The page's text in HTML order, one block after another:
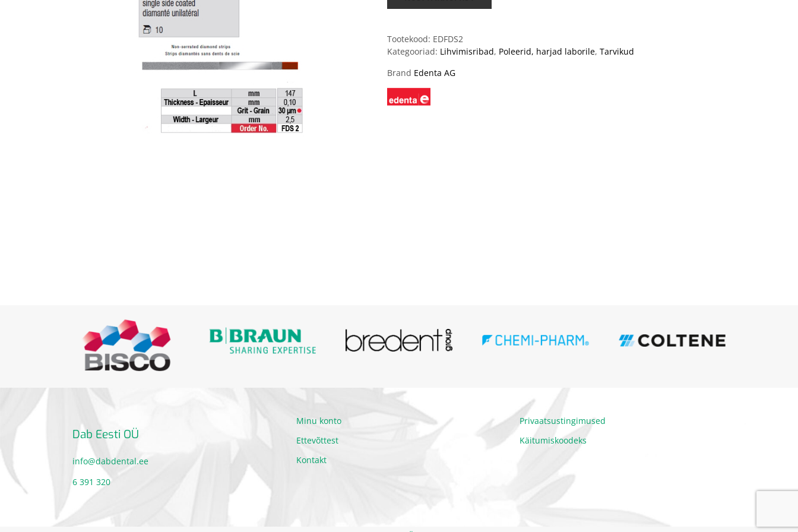
Tootekood: EDFDS2
Kategooriad: Lihvimisribad, Poleerid, harjad laborile, Tarvikud
Brand Edenta AG
Dab Eesti OÜ
info@dabdental.ee
6 391 320
Minu konto
Ettevõttest
Kontakt
Privaatsustingimused
Käitumiskoodeks